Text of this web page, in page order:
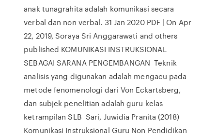
anak tunagrahita adalah komunikasi secara
verbal dan non verbal. 31 Jan 2020 PDF | On Apr
22, 2019, Soraya Sri Anggarawati and others
published KOMUNIKASI INSTRUKSIONAL
SEBAGAI SARANA PENGEMBANGAN Teknik
analisis yang digunakan adalah mengacu pada
metode fenomenologi dari Von Eckartsberg,
dan subjek penelitian adalah guru kelas
ketrampilan SLB Sari, Juwidia Pranita (2018)
Komunikasi Instruksional Guru Non Pendidikan